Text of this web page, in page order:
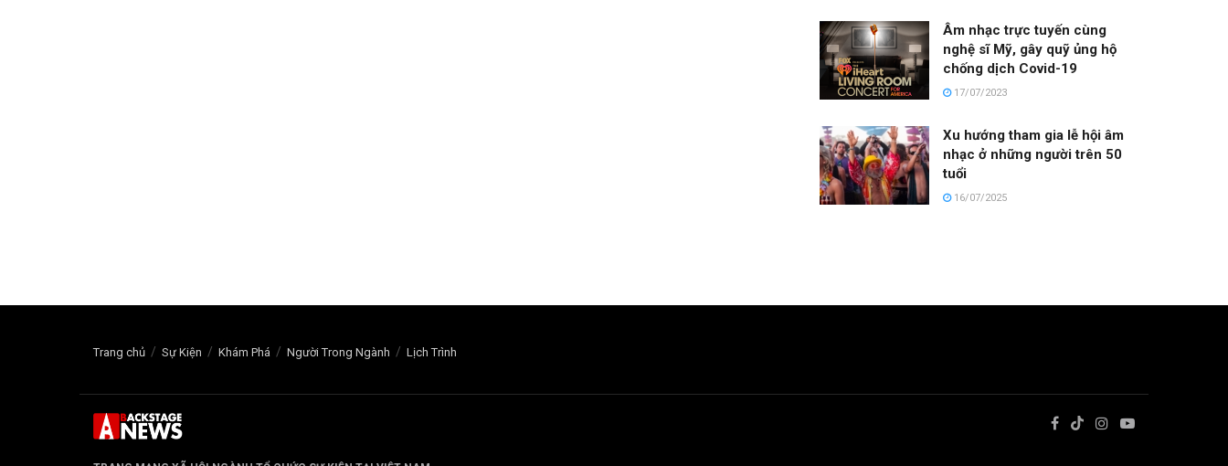
Âm nhạc trực tuyến cùng
nghệ sĩ Mỹ, gây quỹ ủng hộ
chống dịch Covid-19
17/07/2023
Xu hướng tham gia lễ hội âm
nhạc ở những người trên 50
tuổi
16/07/2025
Trang chủ Sự Kiện Khám Phá Người Trong Ngành Lịch Trình